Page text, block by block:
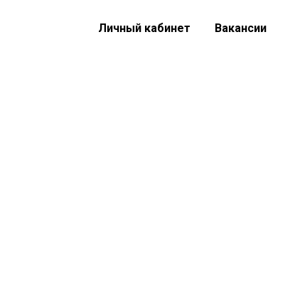
Личный кабинет Вакансии